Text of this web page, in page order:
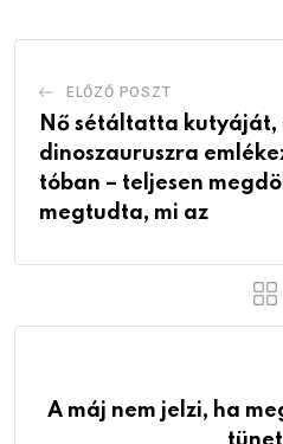
ELŐZŐ POSZT
Nő sétáltatta kutyáját,
dinoszauruszra
tóban – teljesen
megtudta, mi az
A máj nem jelzi, ha